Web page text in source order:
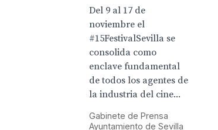
Del 9 al 17 de
noviembre el
#15FestivalSevilla se
consolida como
enclave fundamental
de todos los agentes de
la industria del cine...
Gabinete de Prensa
Ayuntamiento de Sevilla